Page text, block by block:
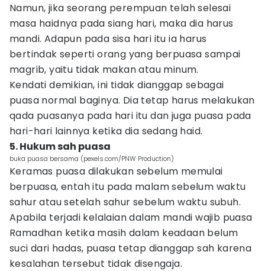
Namun, jika seorang perempuan telah selesai
masa haidnya pada siang hari, maka dia harus
mandi. Adapun pada sisa hari itu ia harus
bertindak seperti orang yang berpuasa sampai
magrib, yaitu tidak makan atau minum.
Kendati demikian, ini tidak dianggap sebagai
puasa normal baginya. Dia tetap harus melakukan
qada puasanya pada hari itu dan juga puasa pada
hari-hari lainnya ketika dia sedang haid.
5. Hukum sah puasa
buka puasa bersama (pexels.com/PNW Production)
Keramas puasa dilakukan sebelum memulai
berpuasa, entah itu pada malam sebelum waktu
sahur atau setelah sahur sebelum waktu subuh.
Apabila terjadi kelalaian dalam mandi wajib puasa
Ramadhan ketika masih dalam keadaan belum
suci dari hadas, puasa tetap dianggap sah karena
kesalahan tersebut tidak disengaja.